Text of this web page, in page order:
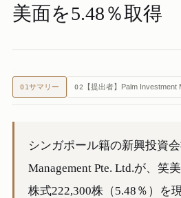
美面を5.48％取得
01サマリー 02 【提出者】Palm
シンガポール籍の新興投資
Management Pte. Ltd.が、笑
株式222,300株（5.48％）を